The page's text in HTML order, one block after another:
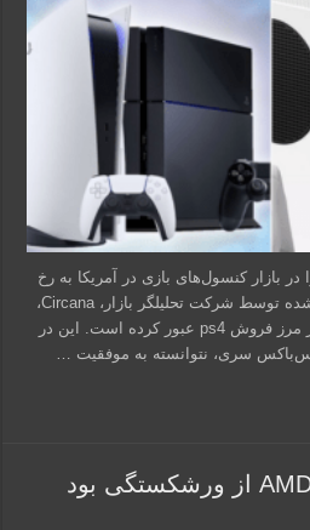
بازار کنسول‌های بازی در آمریکا به رخ
کشید. طبق آخرین آمار منتشر شده توسط شرکت تحلیلگر بازار، Circana،
فروش کنسول PS5 در آمریکا از مرز فروش ps4 عبور کرده است. این در
سری، نتوانسته به موفقیت …